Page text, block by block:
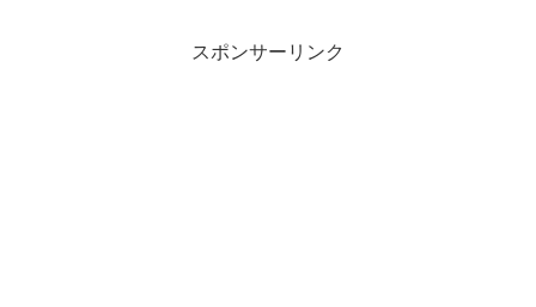
スポンサーリンク